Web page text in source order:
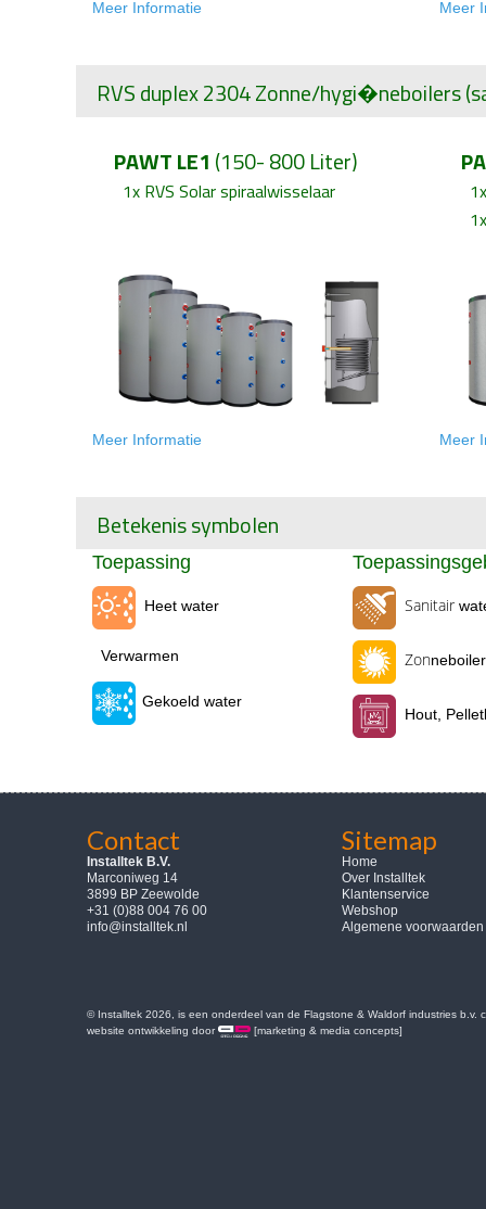
Meer Informatie Meer
RVS duplex 2304Zonne/hygi�neboilers
PAWT LE1 (150- 800 Liter)
1x RVS Solar spiraalwisselaar
Meer Informatie Meer
Betekenis symbolen
Toepassing
Heet water
Verwarmen
Gekoeld water
Sanitair
Zon
Hout,
Contact
Installtek B.V.
Marconiweg 14
3899 BP Zeewolde
+31 (0)88 004 76 00
info@installtek.nl
Sitemap
Home
Over Installtek
Klantenservice
Webshop
Algemene voorwaarden
© Installtek 2026, is een onderdeel van de Flagstone & Waldorf industries b.v.
website ontwikkeling door
[marketing & media concepts]